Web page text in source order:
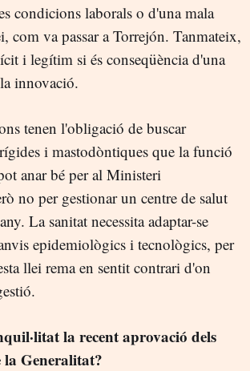
condicions laborals o d'una mala
com va passar a Torrejón. Tanmateix,
i legítim si és conseqüència d'una
innovació.
tenen l'obligació de buscar
i mastodòntiques que la funció
anar bé per al Ministeri
no per gestionar un centre de salut
La sanitat necessita adaptar-se
epidemiològics i tecnològics, per
llei rema en sentit contrari d'on
la recent aprovació dels
la Generalitat?